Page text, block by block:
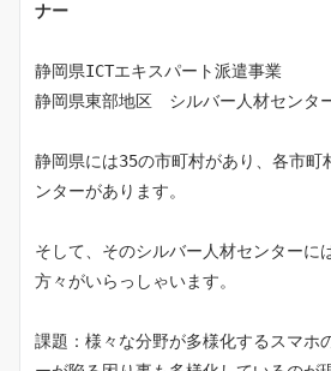
ナー
静岡県ICTエキスパート派遣事業
静岡県東部地区　シルバー人材センタ
静岡県には35の市町村があり、各市町
ンターがあります。
そして、そのシルバー人材センターに
方々がいらっしゃいます。
課題：様々な分野が多様化するスマホ